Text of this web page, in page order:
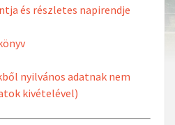
és részletes napirendje
nyilvános adatnak nem
kivételével)